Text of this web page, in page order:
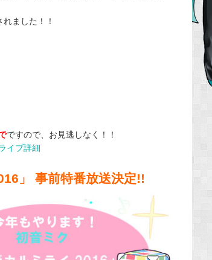
ました！！
ですので、お見逃しなく！！
イブ詳細
」 事前特番放送決定!!